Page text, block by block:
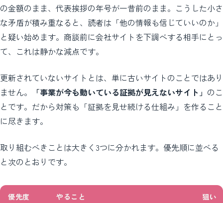
の金額のまま、代表挨拶の年号が一昔前のまま。こうした小さ
な矛盾が積み重なると、読者は「他の情報も信じていいのか」
と疑い始めます。商談前に会社サイトを下調べする相手にとっ
て、これは静かな減点です。
更新されていないサイトとは、単に古いサイトのことではあり
ません。
「事業が今も動いている証拠が見えないサイト」 のこ
とです。だから対策も「証拠を見せ続ける仕組み」を作ること
に尽きます。
取り組むべきことは大きく3つに分かれます。優先順に並べる
と次のとおりです。
優先度 やること 狙い